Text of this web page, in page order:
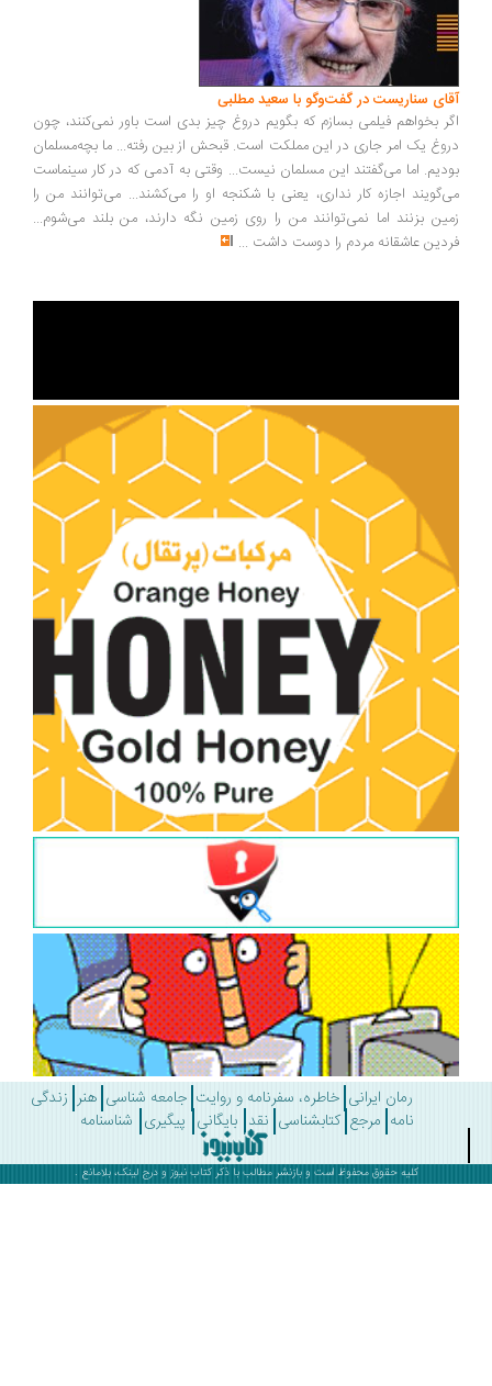
سناریست در گفت‌وگو با سعید مطلبی
بخواهم فیلمی بسازم که بگویم دروغ چیز بدی است باور نمی‌کنند، چون
یک امر جاری در این مملکت است. قبحش از بین رفته... ما بچه‌مسلمان
اما می‌گفتند این مسلمان نیست... وقتی به آدمی که در کار سینماست
اجازه کار نداری، یعنی با شکنجه او را می‌کشند... می‌توانند من را
بزنند اما نمی‌توانند من را روی زمین نگه دارند، من بلند می‌شوم...
عاشقانه مردم را دوست داشت ...
رمان ایرانی خاطره، سفرنامه و روایت جامعه شناسی هنر زندگی
مرجع کتابشناسی نقد بایگانی پیگیری شناسنامه
کلیه حقوق محفوظ است و بازنشر مطالب با ذکرکتاب نیوز و درج لینک، بلامانع .